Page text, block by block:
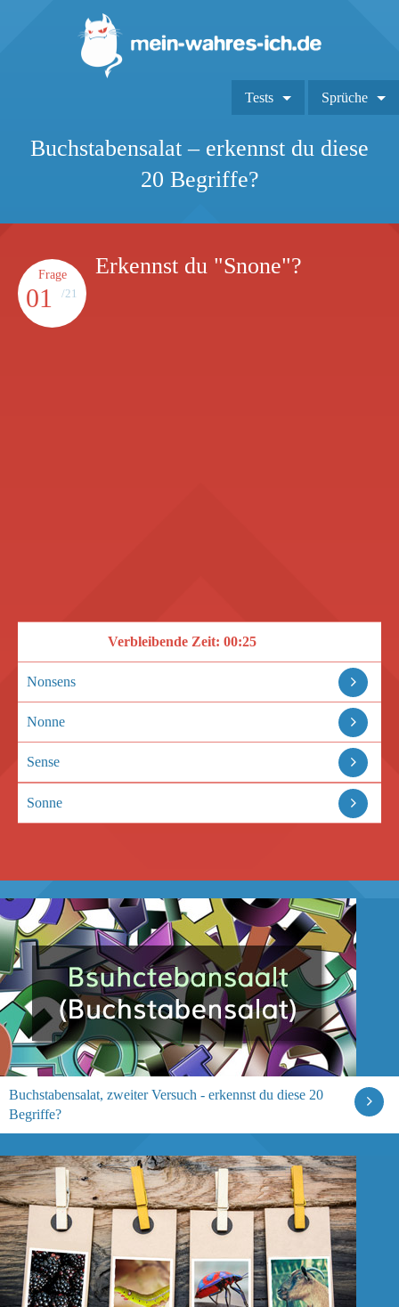
Tests Sprüche
Buchstabensalat – erkennst du diese
20 Begriffe?
Frage
01 /21
Erkennst du "Snone"?
Verbleibende Zeit: 00:25
Nonsens
Nonne
Sense
Sonne
Buchstabensalat, zweiter Versuch - erkennst du diese 20
Begriffe?